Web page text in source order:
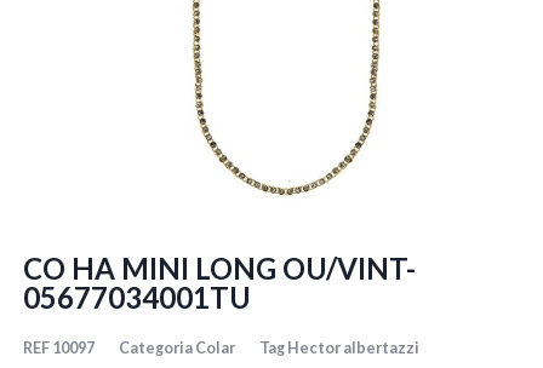
CO HA MINI LONG OU/VINT-
05677034001TU
REF 10097 Categoria Colar Tag Hector albertazzi